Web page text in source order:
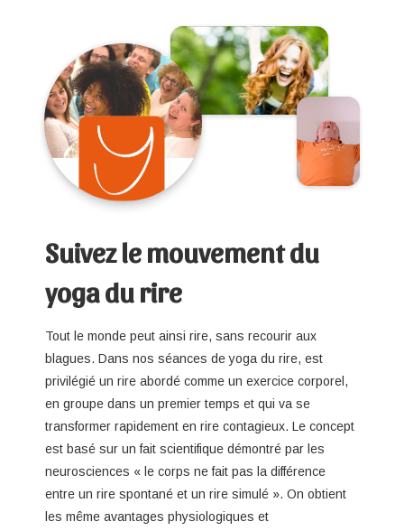
Suivez le mouvement du
yoga du rire
Tout le monde peut ainsi rire, sans recourir aux
blagues. Dans nos séances de yoga du rire, est
privilégié un rire abordé comme un exercice corporel,
en groupe dans un premier temps et qui va se
transformer rapidement en rire contagieux. Le concept
est basé sur un fait scientifique démontré par les
neurosciences « le corps ne fait pas la différence
entre un rire spontané et un rire simulé ». On obtient
les même avantages physiologiques et